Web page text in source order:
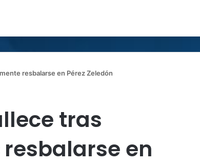
resbalarse en Pérez Zeledón
tras
en